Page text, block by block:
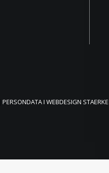
PERSONDATAI WEBDESIGN